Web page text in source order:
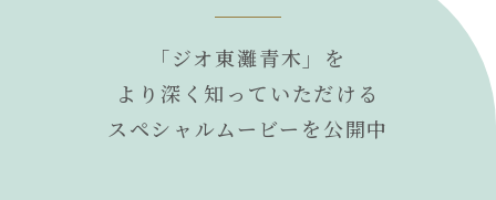
「ジオ東灘青木」を
より深く知っていただける
スペシャルムービーを公開中